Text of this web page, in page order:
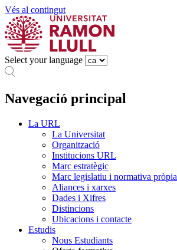
Vés al contingut
Select your language
Navegació principal
La URL
La Universitat
Organització
Institucions URL
Marc estratègic
Marc legislatiu i normativa pròpia
Aliances i xarxes
Dades i Xifres
Distincions
Ubicacions i contacte
Estudis
Nous Estudiants